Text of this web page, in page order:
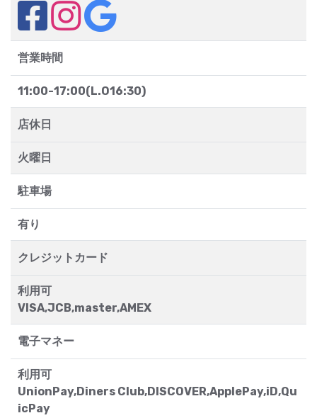
営業時間
11:00-17:00(L.O16:30)
店休日
火曜日
駐車場
有り
クレジットカード
利用可
VISA,JCB,master,AMEX
電子マネー
利用可
UnionPay,Diners Club,DISCOVER,ApplePay,iD,Qu
icPay